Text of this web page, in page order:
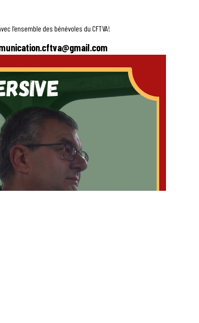
l’ensemble des bénévoles du CFTVA!